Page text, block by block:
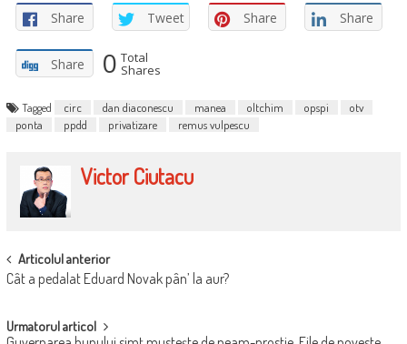
Share Tweet Share Share
Share 0 Total
Shares
Tagged circ dan diaconescu manea oltchim opspi
otv
ponta
ppdd privatizare remus vulpescu
Victor Ciutacu
POST
NAVIGATION
Articolul anterior
Cât a pedalat Eduard Novak pân’ la aur?
Urmatorul articol